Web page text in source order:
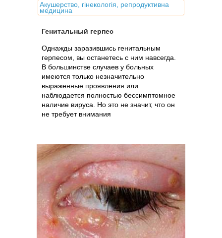
Акушерство, гінекологія, репродуктивна
медицина
Генитальный герпес
Однажды заразившись генитальным
герпесом, вы останетесь с ним навсегда.
В большинстве случаев у больных
имеются только незначительно
выраженные проявления или
наблюдается полностью бессимптомное
наличие вируса. Но это не значит, что он
не требует внимания